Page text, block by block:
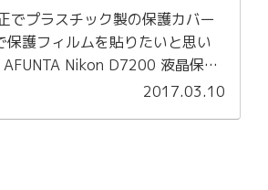
プラスチック製の保護カバー
護フィルムを貼りたいと思い
Nikon D7200 液晶保護
2017.03.10